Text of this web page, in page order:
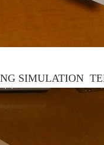
SIMULATION